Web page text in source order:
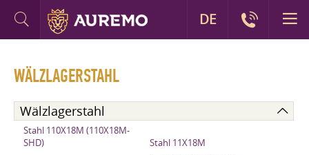
WÄLZLAGERSTAHL
Wälzlagerstahl
Stahl 110X18M (110X18M-
SHD)
Stahl 11X18M
DE